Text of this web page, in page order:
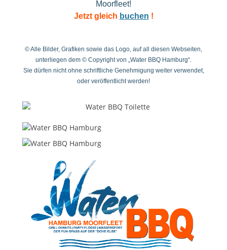
Moorfleet!
Jetzt gleich buchen !
© Alle Bilder, Grafiken sowie das Logo, auf all diesen Webseiten,
unterliegen dem © Copyright von „Water BBQ Hamburg“.
Sie dürfen nicht ohne schriftliche Genehmigung weiter verwendet,
oder veröffentlicht werden!